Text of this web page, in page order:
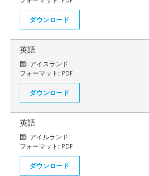
ダウンロード
英語
国: アイスランド
フォーマット: PDF
ダウンロード
英語
国: アイルランド
フォーマット: PDF
ダウンロード